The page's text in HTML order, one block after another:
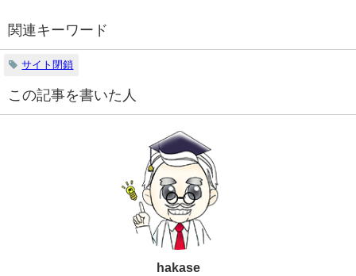
関連キーワード
サイト閉鎖
この記事を書いた人
hakase